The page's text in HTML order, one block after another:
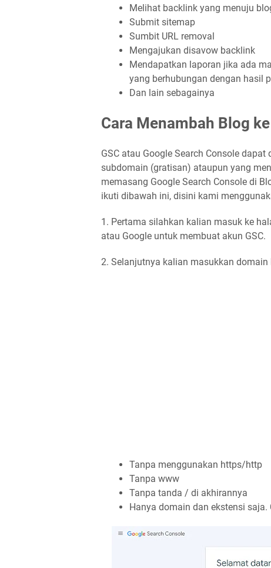
Melihat backlink yang menuju
Submit sitemap
Sumbit URL removal
Mengajukan disavow backlink
Mendapatkan laporan jika ada
yang berhubungan dengan hasil
Dan lain sebagainya
Cara Menambah Blog
GSC atau Google Search Console
subdomain (gratisan) ataupun yang
memasang Google Search Console di
ikuti dibawah ini, disini kami
1. Pertama silahkan kalian masuk ke
atau Google untuk membuat akun GSC.
2. Selanjutnya kalian masukkan
Tanpa menggunakan https/http
Tanpa www
Tanpa tanda / di akhirannya
Hanya domain dan ekstensi